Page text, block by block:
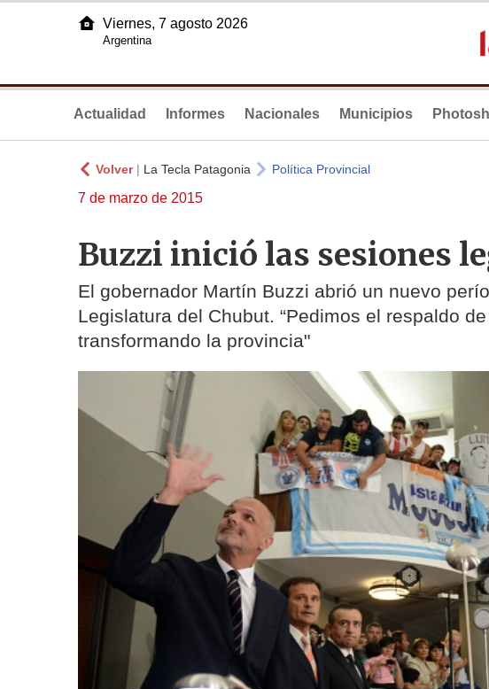
Viernes, 7 agosto 2026
Argentina
Actualidad Informes Nacionales Municipios
Volver| La Tecla Patagonia Política Provincial
7 de marzo de 2015
Buzzi inició las sesiones
El gobernador Martín Buzzi abrió un nuevo
Legislatura del Chubut. “Pedimos el respaldo
transformando la provincia"